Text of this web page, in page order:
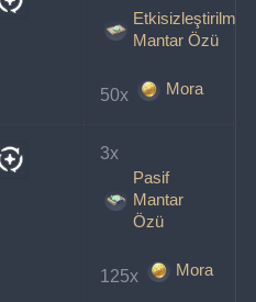
Etkisizleştirilmiş
Mantar Özü
50x Mora
3x
Pasif
Mantar
Özü
125x Mora